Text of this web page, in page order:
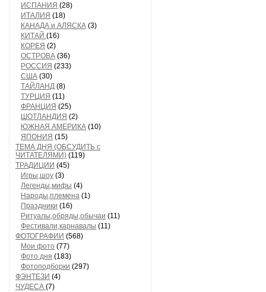
ИСПАНИЯ (28)
ИТАЛИЯ (18)
КАНАДА и АЛЯСКА (3)
КИТАЙ (16)
КОРЕЯ (2)
ОСТРОВА (36)
РОССИЯ (233)
США (30)
ТАЙЛАНД (8)
ТУРЦИЯ (11)
ФРАНЦИЯ (25)
ШОТЛАНДИЯ (2)
ЮЖНАЯ АМЕРИКА (10)
ЯПОНИЯ (15)
ТЕМА ДНЯ (ОБСУДИТЬ с
ЧИТАТЕЛЯМИ) (119)
ТРАДИЦИИ (45)
Игры,шоу (3)
Легенды,мифы (4)
Народы,племена (1)
Праздники (16)
Ритуалы,обряды,обычаи (11)
Фестивали,карнавалы (11)
ФОТОГРАФИИ (568)
Мои фото (77)
Фото дня (183)
Фотоподборки (297)
ФЭНТЕЗИ (4)
ЧУДЕСА (7)